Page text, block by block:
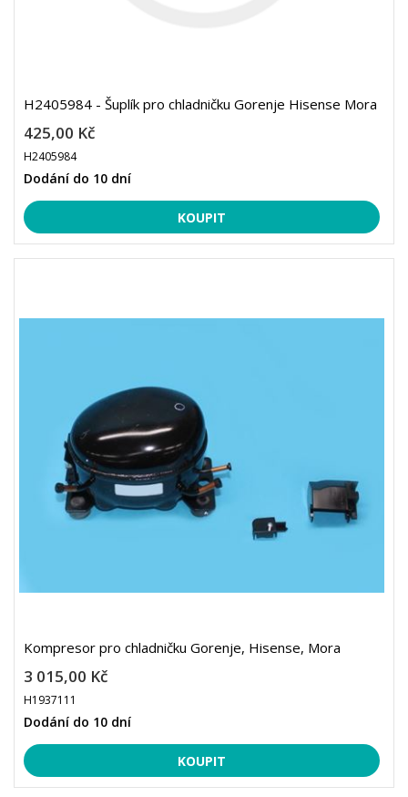
H2405984 - Šuplík pro chladničku Gorenje Hisense Mora
425,00 Kč
H2405984
Dodání do 10 dní
Kompresor pro chladničku Gorenje, Hisense, Mora
3 015,00 Kč
H1937111
Dodání do 10 dní